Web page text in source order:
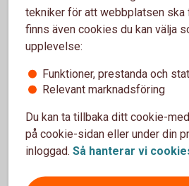
webbplatser. Du kan till exempel
Följer fondbolaget
Parisavtalet slöts 2015 där
om att gemensamt bekämpa
bland annat till att den globala
överstiga 1,5 grader. Många
och långsiktiga mål om att deras
tekniker för att webbplatsen ska
finns även cookies du kan välja
upplevelse:
Funktioner, prestanda och
Relevant marknadsföring
Du kan ta tillbaka ditt cookie-
på cookie-sidan eller under din
inloggad. Så hanterar vi